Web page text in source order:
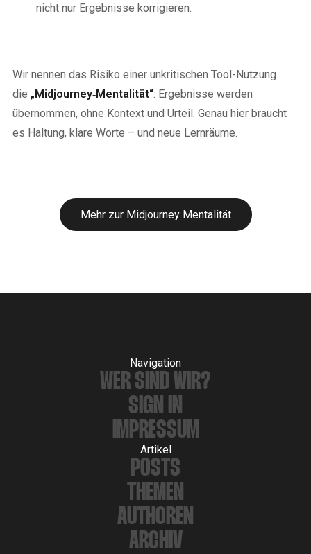
nicht nur Ergebnisse korrigieren.
Wir nennen das Risiko einer unkritischen Tool-Nutzung
die „Midjourney‑Mentalität“: Ergebnisse werden
übernommen, ohne Kontext und Urteil. Genau hier braucht
es Haltung, klare Worte – und neue Lernräume.
Mehr zur Midjourney Mentalität
Navigation
WER SIND WIR?
SIGN IN
IMPRESSUM
Artikel
POSTS
THEMEN
AUTHOREN
ARCHIV